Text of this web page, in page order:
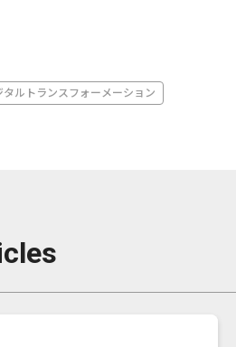
タルトランスフォーメーション